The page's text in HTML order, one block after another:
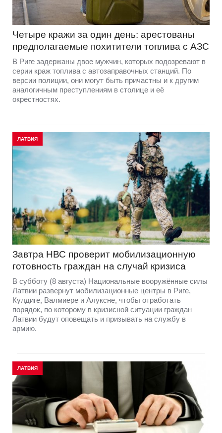
Четыре кражи за один день: арестованы
предполагаемые похитители топлива с АЗС
В Риге задержаны двое мужчин, которых подозревают в
серии краж топлива с автозаправочных станций. По
версии полиции, они могут быть причастны и к другим
аналогичным преступлениям в столице и её
окрестностях.
ЛАТВИЯ
Завтра НВС проверит мобилизационную
готовность граждан на случай кризиса
В субботу (8 августа) Национальные вооружённые силы
Латвии развернут мобилизационные центры в Риге,
Кулдиге, Валмиере и Алуксне, чтобы отработать
порядок, по которому в кризисной ситуации граждан
Латвии будут оповещать и призывать на службу в
армию.
ЛАТВИЯ